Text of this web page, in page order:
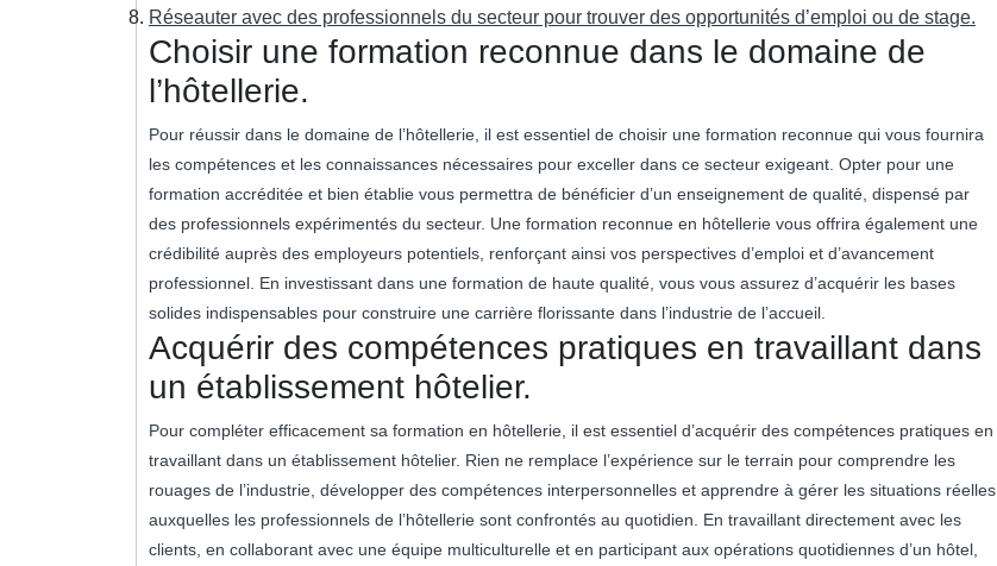
Réseauter avec des professionnels du secteur pour trouver des opportunités d’emploi ou de stage.
Choisir une formation reconnue dans le domaine de
l’hôtellerie.
Pour réussir dans le domaine de l’hôtellerie, il est essentiel de choisir une formation reconnue qui vous fournira
les compétences et les connaissances nécessaires pour exceller dans ce secteur exigeant. Opter pour une
formation accréditée et bien établie vous permettra de bénéficier d’un enseignement de qualité, dispensé par
des professionnels expérimentés du secteur. Une formation reconnue en hôtellerie vous offrira également une
crédibilité auprès des employeurs potentiels, renforçant ainsi vos perspectives d’emploi et d’avancement
professionnel. En investissant dans une formation de haute qualité, vous vous assurez d’acquérir les bases
solides indispensables pour construire une carrière florissante dans l’industrie de l’accueil.
Acquérir des compétences pratiques en travaillant dans
un établissement hôtelier.
Pour compléter efficacement sa formation en hôtellerie, il est essentiel d’acquérir des compétences pratiques en
travaillant dans un établissement hôtelier. Rien ne remplace l’expérience sur le terrain pour comprendre les
rouages de l’industrie, développer des compétences interpersonnelles et apprendre à gérer les situations réelles
auxquelles les professionnels de l’hôtellerie sont confrontés au quotidien. En travaillant directement avec les
clients, en collaborant avec une équipe multiculturelle et en participant aux opérations quotidiennes d’un hôtel,